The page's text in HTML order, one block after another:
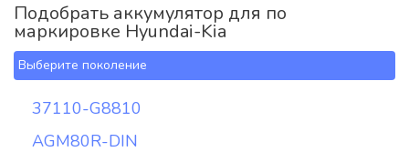
Подобрать аккумулятор для по
маркировке Hyundai-Kia
Выберите поколение
37110-G8810
AGM80R-DIN